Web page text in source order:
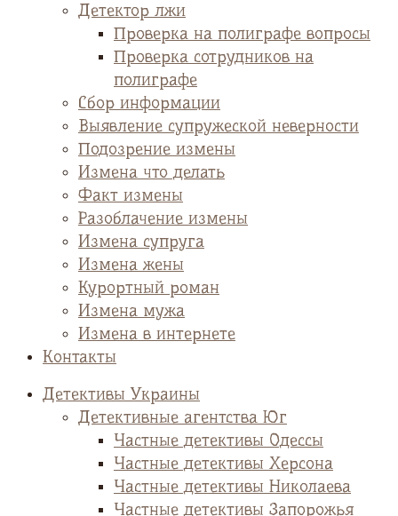
Детектор лжи
Проверка на полиграфе вопросы
Проверка сотрудников на
полиграфе
Сбор информации
Выявление супружеской неверности
Подозрение измены
Измена что делать
Факт измены
Разоблачение измены
Измена супруга
Измена жены
Курортный роман
Измена мужа
Измена в интернете
Контакты
Детективы Украины
Детективные агентства Юг
Частные детективы Одессы
Частные детективы Херсона
Частные детективы Николаева
Частные детективы Запорожья